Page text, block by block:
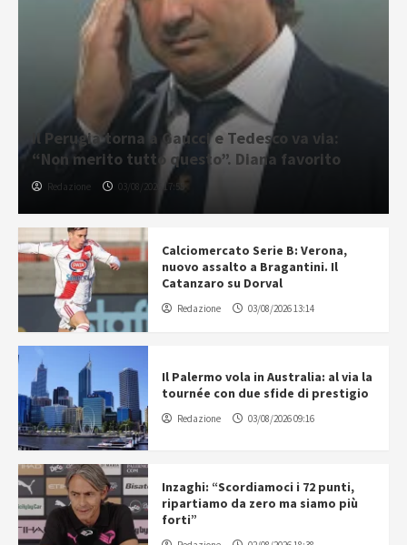
Il Perugia torna a Gaucci e Tedesco va via:
“Non merito tutto questo”. Diana favorito
Redazione 03/08/2026 17:55
Calciomercato Serie B: Verona,
nuovo assalto a Bragantini. Il
Catanzaro su Dorval
Redazione 03/08/2026 13:14
Il Palermo vola in Australia: al via la
tournée con due sfide di prestigio
Redazione 03/08/2026 09:16
Inzaghi: “Scordiamoci i 72 punti,
ripartiamo da zero ma siamo più
forti”